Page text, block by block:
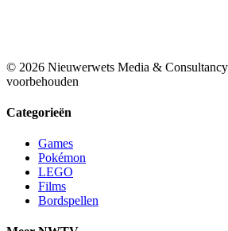
© 2026 Nieuwerwets Media &
voorbehouden
Categorieën
Games
Pokémon
LEGO
Films
Bordspellen